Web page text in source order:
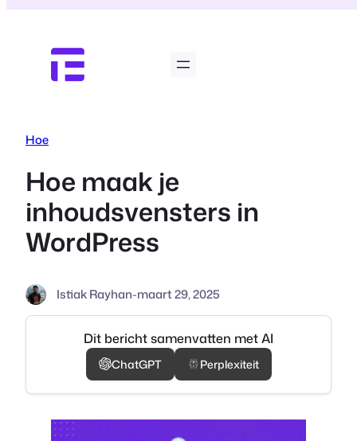
Hoe
Hoe maak je
inhoudsvensters in
WordPress
Istiak Rayhan-maart 29, 2025
Dit bericht samenvatten met AI
ChatGPT Perplexiteit